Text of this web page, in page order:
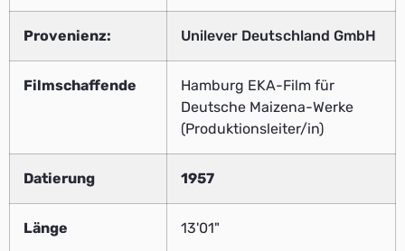
Provenienz: Unilever Deutschland GmbH
Filmschaffende
Hamburg EKA-Film für
Deutsche Maizena-Werke
(Produktionsleiter/in)
Datierung 1957
Länge 13'01"